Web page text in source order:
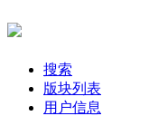
搜索
版块列表
用户信息